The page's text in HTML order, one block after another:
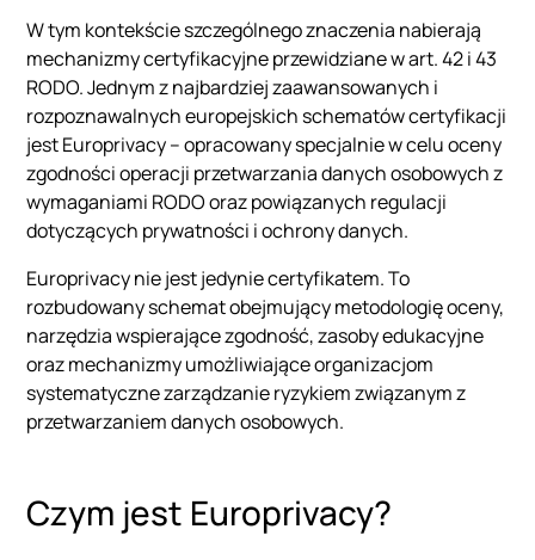
W tym kontekście szczególnego znaczenia nabierają
mechanizmy certyfikacyjne przewidziane w art. 42 i 43
RODO. Jednym z najbardziej zaawansowanych i
rozpoznawalnych europejskich schematów certyfikacji
jest Europrivacy – opracowany specjalnie w celu oceny
zgodności operacji przetwarzania danych osobowych z
wymaganiami RODO oraz powiązanych regulacji
dotyczących prywatności i ochrony danych.
Europrivacy nie jest jedynie certyfikatem. To
rozbudowany schemat obejmujący metodologię oceny,
narzędzia wspierające zgodność, zasoby edukacyjne
oraz mechanizmy umożliwiające organizacjom
systematyczne zarządzanie ryzykiem związanym z
przetwarzaniem danych osobowych.
Czym jest Europrivacy?